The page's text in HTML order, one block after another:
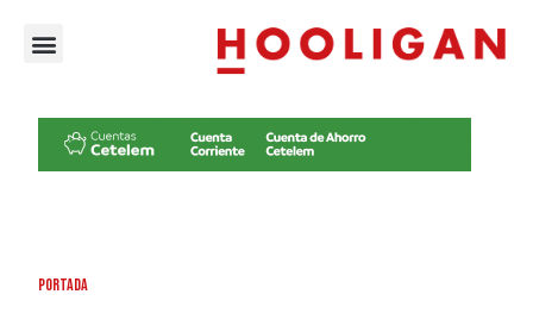
PORTADA